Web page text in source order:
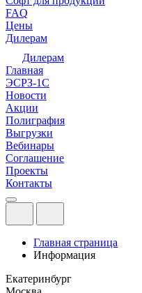
FAQ
Цены
Дилерам
Дилерам
Главная
ЭСРЗ-1С
Новости
Акции
Полиграфия
Выгрузки
Вебинары
Соглашение
Проекты
Контакты
Главная страница
Информация
Екатеринбург